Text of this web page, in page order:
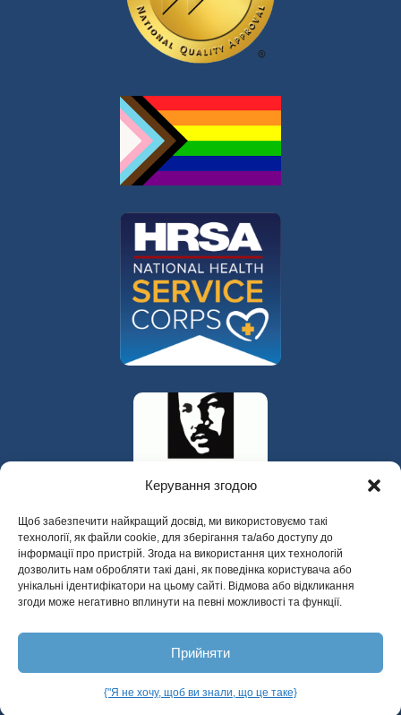
Керування згодою
Щоб забезпечити найкращий досвід, ми використовуємо такі
технології, як файли cookie, для зберігання та/або доступу до
інформації про пристрій. Згода на використання цих технологій
дозволить нам обробляти такі дані, як поведінка користувача або
унікальні ідентифікатори на цьому сайті. Відмова або відкликання
згоди може негативно вплинути на певні можливості та функції.
Прийняти
{"Я не хочу, щоб ви знали, що це таке}
325 W Gowe Street, Kent, Washington 98032
Copyright 2025 Психіатрична допомога
містам Долини
Українська